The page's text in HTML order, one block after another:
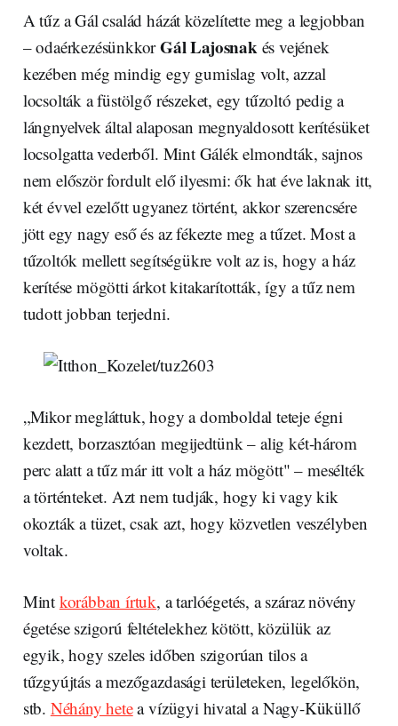
A tűz a Gál család házát közelítette meg a legjobban
– odaérkezésünkkorGál Lajosnak és vejének
kezében még mindig egy gumislag volt, azzal
locsolták a füstölgő részeket, egy tűzoltó pedig a
lángnyelvek által alaposan megnyaldosott kerítésüket
locsolgatta vederből. Mint Gálék elmondták, sajnos
nem először fordult elő ilyesmi: ők hat éve laknak itt,
két évvel ezelőtt ugyanez történt, akkor szerencsére
jött egy nagy eső és az fékezte meg a tűzet. Most a
tűzoltók mellett segítségükre volt az is, hogy a ház
kerítése mögötti árkot kitakarították, így a tűz nem
tudott jobban terjedni.
„Mikor megláttuk, hogy a domboldal teteje égni
kezdett, borzasztóan megijedtünk – alig két-három
perc alatt a tűz már itt volt a ház mögött" – mesélték
a történteket. Azt nem tudják, hogy ki vagy kik
okozták a tüzet, csak azt, hogy közvetlen veszélyben
voltak.
Mint korábban írtuk, a tarlóégetés, a száraz növény
égetése szigorú feltételekhez kötött, közülük az
egyik, hogy szeles időben szigorúan tilos a
tűzgyújtás a mezőgazdasági területeken, legelőkön,
stb. Néhány hetea vízügyi hivatal a Nagy-Küküllő